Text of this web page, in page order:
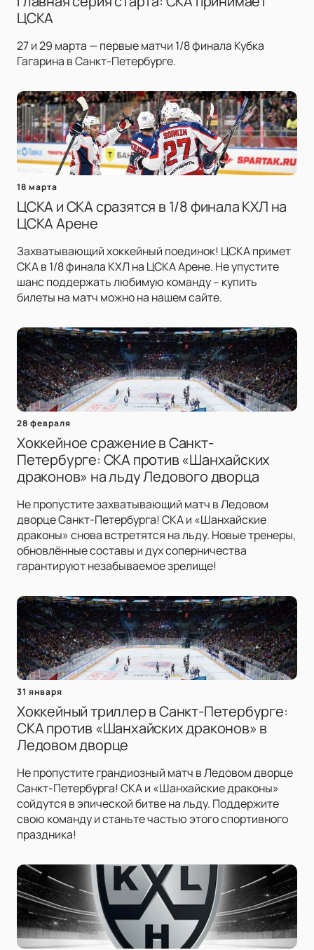
ЦСКА
27 и 29 марта — первые матчи 1/8 финала Кубка
Гагарина в Санкт-Петербурге.
18 марта
ЦСКА и СКА сразятся в 1/8 финала КХЛ на
ЦСКА Арене
Захватывающий хоккейный поединок! ЦСКА примет
СКА в 1/8 финала КХЛ на ЦСКА Арене. Не упустите
шанс поддержать любимую команду – купить
билеты на матч можно на нашем сайте.
28 февраля
Хоккейное сражение в Санкт-
Петербурге: СКА против «Шанхайских
драконов» на льду Ледового дворца
Не пропустите захватывающий матч в Ледовом
дворце Санкт-Петербурга! СКА и «Шанхайские
драконы» снова встретятся на льду. Новые тренеры,
обновлённые составы и дух соперничества
гарантируют незабываемое зрелище!
31 января
Хоккейный триллер в Санкт-Петербурге:
СКА против «Шанхайских драконов» в
Ледовом дворце
Не пропустите грандиозный матч в Ледовом дворце
Санкт-Петербурга! СКА и «Шанхайские драконы»
сойдутся в эпической битве на льду. Поддержите
свою команду и станьте частью этого спортивного
праздника!